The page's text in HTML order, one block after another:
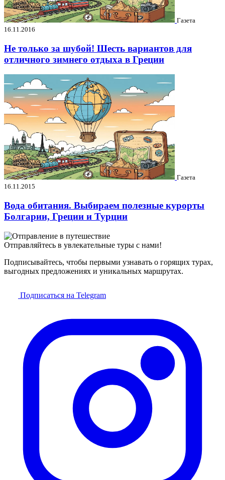
Газета
16.11.2016
Не только за шубой! Шесть вариантов для
отличного зимнего отдыха в Греции
Газета
16.11.2015
Вода обитания. Выбираем полезные курорты
Болгарии, Греции и Турции
Отправляйтесь в увлекательные туры с нами!
Подписывайтесь, чтобы первыми узнавать о горящих турах,
выгодных предложениях и уникальных маршрутах.
Подписаться на Telegram